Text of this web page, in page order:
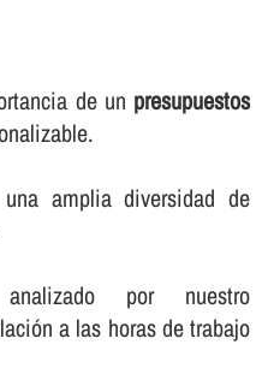
de un presupuestos
amplia diversidad de
por nuestro
a las horas de trabajo